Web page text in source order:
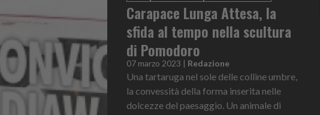
Carapace Lunga Attesa, la
sfida al tempo nella scultura
di Pomodoro
07 marzo 2023 | Redazione
Una tartaruga nel sole delle colline umbre,
la convessità della forma inserita nelle
dolcezze del paesaggio. Un animale di